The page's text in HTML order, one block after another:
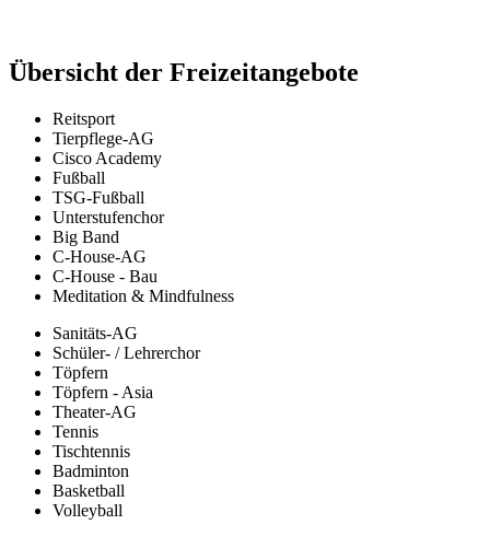
Übersicht der Freizeitangebote
Reitsport
Tierpflege-AG
Cisco Academy
Fußball
TSG-Fußball
Unterstufenchor
Big Band
C-House-AG
C-House - Bau
Meditation & Mindfulness
Sanitäts-AG
Schüler- / Lehrerchor
Töpfern
Töpfern - Asia
Theater-AG
Tennis
Tischtennis
Badminton
Basketball
Volleyball